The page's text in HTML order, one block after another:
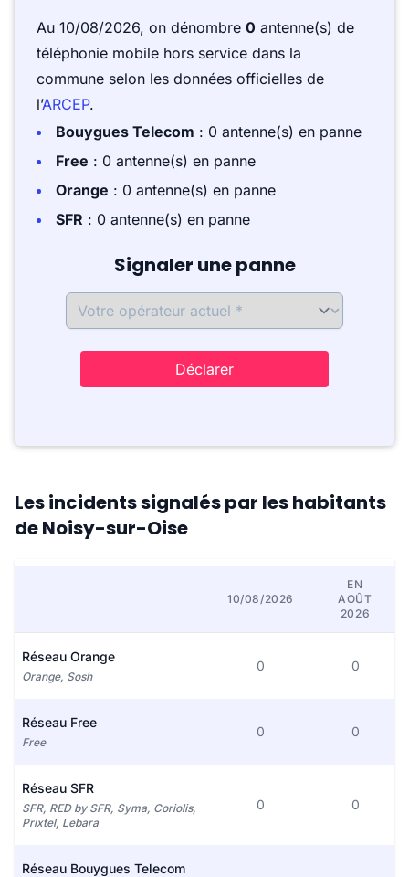
Au 10/08/2026, on dénombre 0 antenne(s) de
téléphonie mobile hors service dans la
commune selon les données officielles de
l’ARCEP.
Bouygues Telecom : 0 antenne(s) en panne
Free : 0 antenne(s) en panne
Orange : 0 antenne(s) en panne
SFR : 0 antenne(s) en panne
Signaler une panne
Déclarer
Les incidents signalés par les habitants
de Noisy-sur-Oise
10/08/2026
EN
AOÛT
2026
Réseau Orange
Orange, Sosh
0 0
Réseau Free
Free
0 0
Réseau SFR
SFR, RED by SFR, Syma, Coriolis,
Prixtel, Lebara
0 0
Réseau Bouygues Telecom